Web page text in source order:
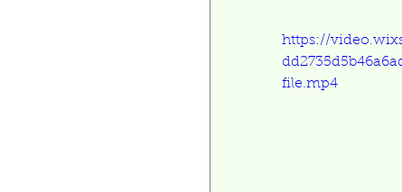
https://
file.mp4